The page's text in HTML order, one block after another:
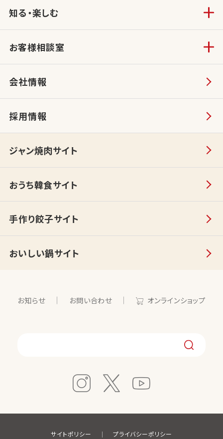
知る・楽しむ
お客様相談室
会社情報
採用情報
ジャン焼肉サイト
おうち韓食サイト
手作り餃子サイト
おいしい鍋サイト
お知らせ お問い合わせ オンラインショップ
サイトポリシー プライバシーポリシー